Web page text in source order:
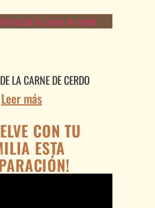
LA CARNE DE CERDO
Leer más
CON TU
ESTA